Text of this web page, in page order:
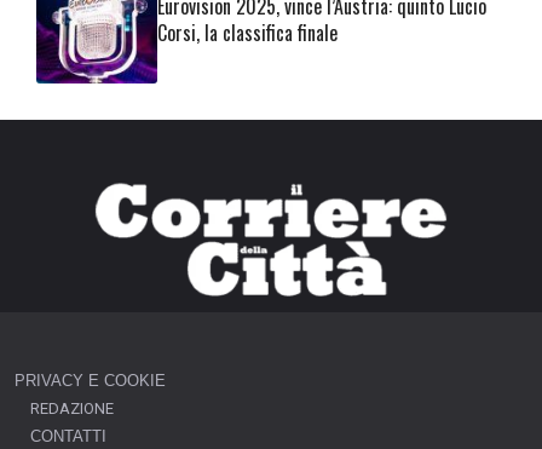
Eurovision 2025, vince l’Austria: quinto Lucio
Corsi, la classifica finale
PRIVACY E COOKIE
REDAZIONE
CONTATTI